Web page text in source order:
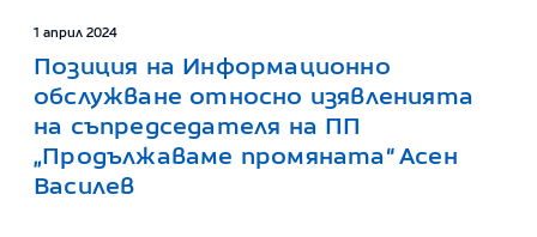
1 април 2024
Позиция на Информационно
обслужване относно изявленията
на съпредседателя на ПП
„Продължаваме промяната“ Асен
Василев